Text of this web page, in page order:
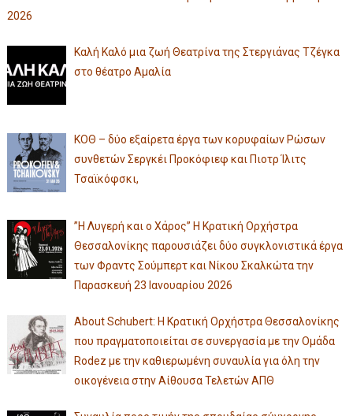
2026
Καλή Καλό μια ζωή Θεατρίνα της Στεργιάνας Τζέγκα
στο θέατρο Αμαλία
ΚΟΘ – δύο εξαίρετα έργα των κορυφαίων Ρώσων
συνθετών Σεργκέι Προκόφιεφ και Πιοτρ Ίλιτς
Τσαϊκόφσκι,
”Η Λυγερή και ο Χάρος” Η Κρατική Ορχήστρα
Θεσσαλονίκης παρουσιάζει δύο συγκλονιστικά έργα
των Φραντς Σούμπερτ και Νίκου Σκαλκώτα την
Παρασκευή 23 Ιανουαρίου 2026
About Schubert: Η Κρατική Ορχήστρα Θεσσαλονίκης
που πραγματοποιείται σε συνεργασία με την Ομάδα
Rodez με την καθιερωμένη συναυλία για όλη την
οικογένεια στην Αίθουσα Τελετών ΑΠΘ